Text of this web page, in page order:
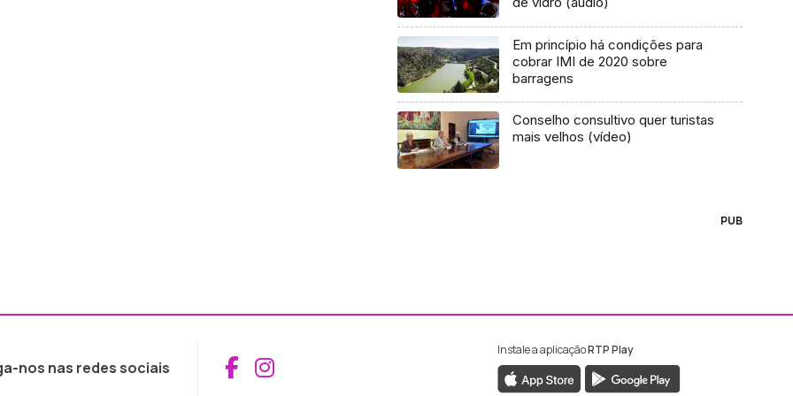
Em princípio há condições para
cobrar IMI de 2020 sobre
barragens
Conselho consultivo quer turistas
mais velhos (vídeo)
PUB
nos nas redes sociais Aceder ao Facebook da RTP Madeira
Aceder ao Instagram da RTP Madeira
Instale a aplicaçãoRTP Play